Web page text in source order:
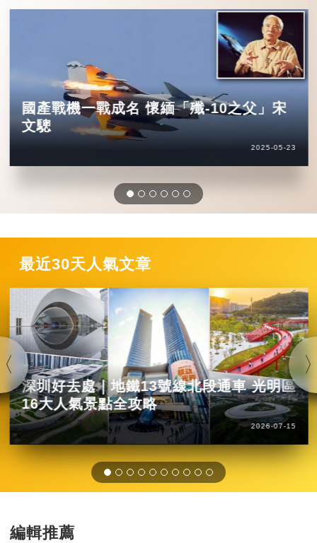
國產戰機一戰成名 懷緬「殲-10之父」宋
文驄
2025-05-23
最近30天人氣文章
深圳好去處｜地鐵13號線北段通車 光明區
16大人氣景點全攻略
2026-07-15
編輯推薦